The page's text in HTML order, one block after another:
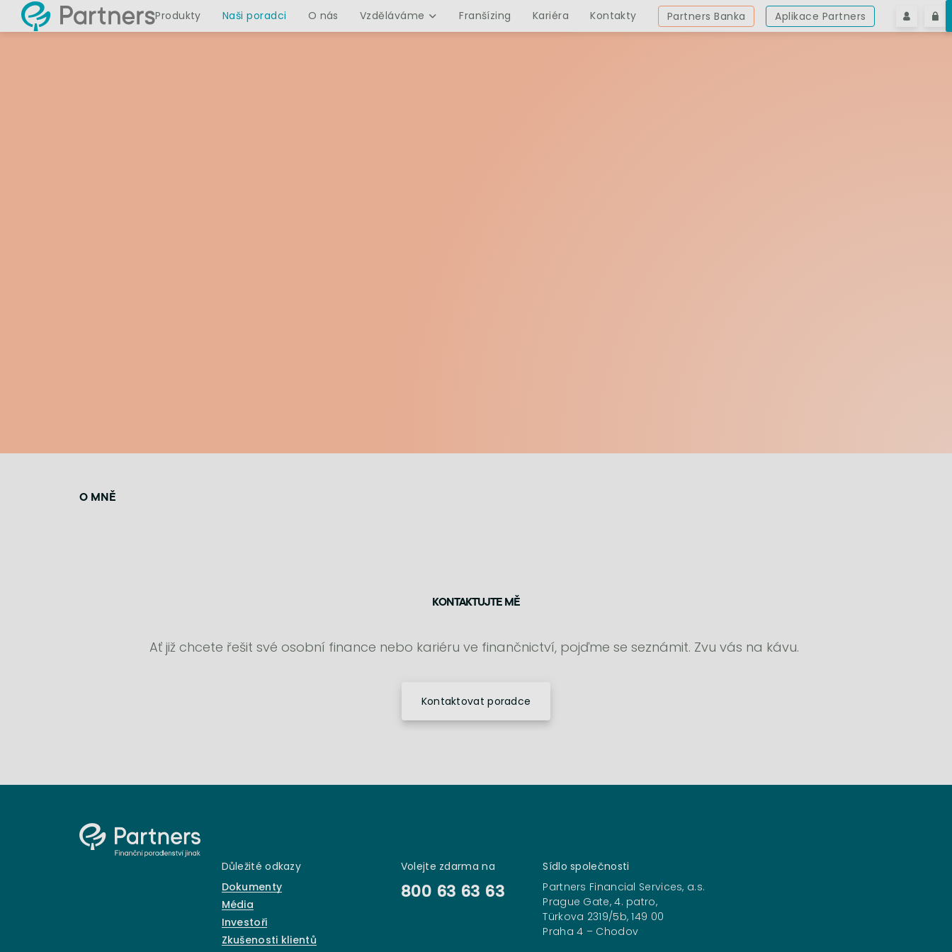
Produkty Naši poradci O nás Vzděláváme Franšízing Kariéra Kontakty Partners Banka Aplikace Partners
D3 - PARTNER
Panská 76, Rychnov nad Kněžnou 51601
O MNĚ
KONTAKTUJTE MĚ
Ať již chcete řešit své osobní finance nebo kariéru ve finančnictví, pojďme se seznámit. Zvu vás na kávu.
Kontaktovat poradce
Důležité odkazy
Dokumenty
Média
Investoři
Zkušenosti klientů
Volejte zdarma na
800 63 63 63
Sídlo společnosti
Partners Financial Services, a.s.
Prague Gate, 4. patro,
Türkova 2319/5b, 149 00
Praha 4 – Chodov